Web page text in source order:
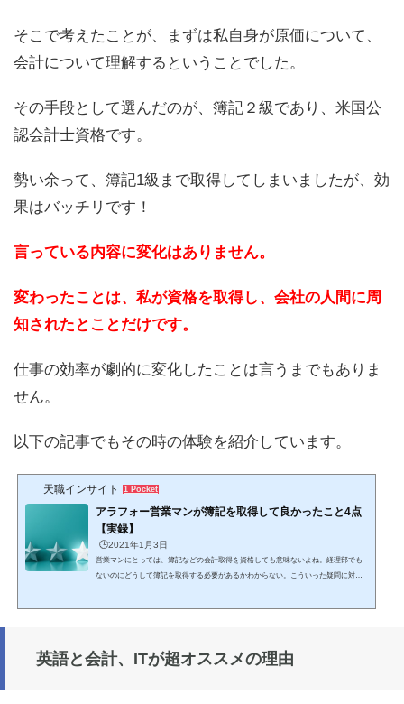
そこで考えたことが、まずは私自身が原価について、
会計について理解するということでした。
その手段として選んだのが、簿記２級であり、米国公
認会計士資格です。
勢い余って、簿記1級まで取得してしまいましたが、効
果はバッチリです！
言っている内容に変化はありません。
変わったことは、私が資格を取得し、会社の人間に周
知されたとことだけです。
仕事の効率が劇的に変化したことは言うまでもありま
せん。
以下の記事でもその時の体験を紹介しています。
天職インサイト 1 Pocket
アラフォー営業マンが簿記を取得して良かったこと4点
【実録】
🕒️2021年1月3日
営業マンにとっては、簿記などの会計取得を資格しても意味ないよね。経理部でも
ないのにどうして簿記を取得する必要があるかわからない。こういった疑問に対し
える根本技術。営業マンにとって日常業務やキャリアアッ...
英語と会計、ITが超オススメの理由